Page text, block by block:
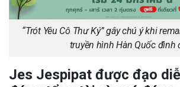
“Trót Yêu Cô Thư Ký” gây chú ý khi
truyền hình Hàn Quốc đình
Jes Jespipat được đạo